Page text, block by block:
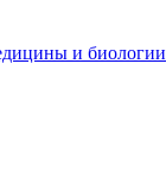
и биологии